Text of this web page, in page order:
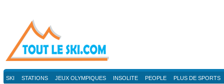
SKI STATIONS JEUX OLYMPIQUES INSOLITE PEOPLE PLUS DE SPORTS